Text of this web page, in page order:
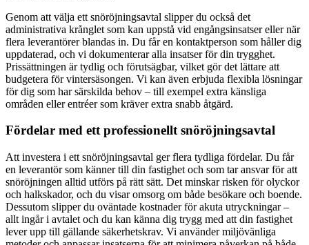
Genom att välja ett snöröjningsavtal slipper du också det
administrativa krånglet som kan uppstå vid engångsinsatser eller när
flera leverantörer blandas in. Du får en kontaktperson som håller dig
uppdaterad, och vi dokumenterar alla insatser för din trygghet.
Prissättningen är tydlig och förutsägbar, vilket gör det lättare att
budgetera för vintersäsongen. Vi kan även erbjuda flexibla lösningar
för dig som har särskilda behov – till exempel extra känsliga
områden eller entréer som kräver extra snabb åtgärd.
Fördelar med ett professionellt snöröjningsavtal
Att investera i ett snöröjningsavtal ger flera tydliga fördelar. Du får
en leverantör som känner till din fastighet och som tar ansvar för att
snöröjningen alltid utförs på rätt sätt. Det minskar risken för olyckor
och halkskador, och du visar omsorg om både besökare och boende.
Dessutom slipper du oväntade kostnader för akuta utryckningar –
allt ingår i avtalet och du kan känna dig trygg med att din fastighet
lever upp till gällande säkerhetskrav. Vi använder miljövänliga